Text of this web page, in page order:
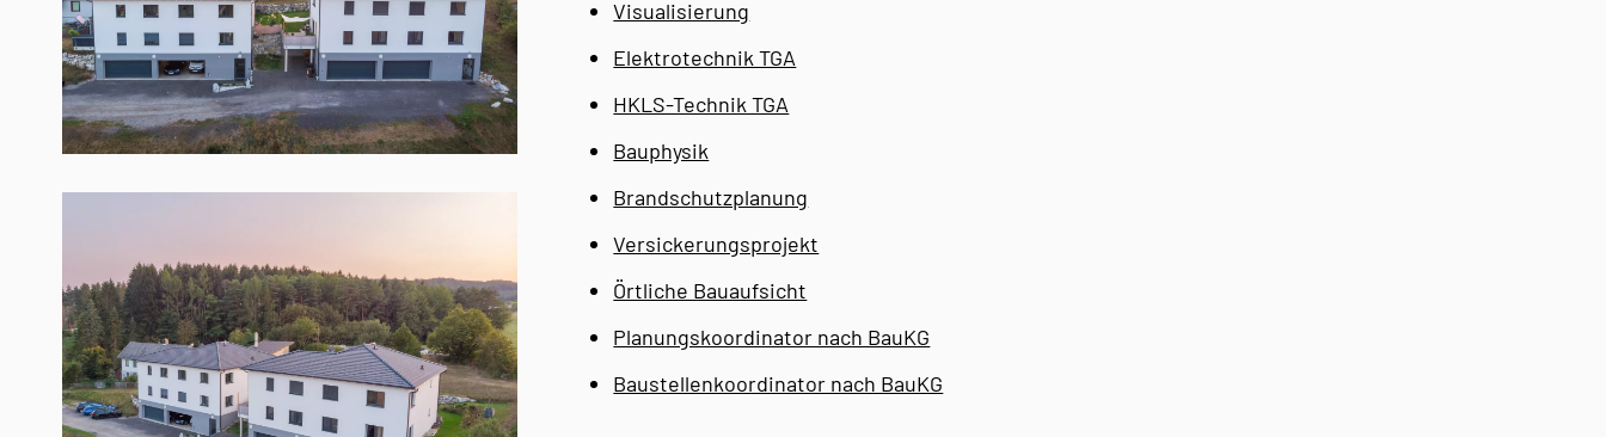
Visualisierung
Elektrotechnik TGA
HKLS-Technik TGA
Bauphysik
Brandschutzplanung
Versickerungsprojekt
Örtliche Bauaufsicht
Planungskoordinator nach BauKG
Baustellenkoordinator nach BauKG